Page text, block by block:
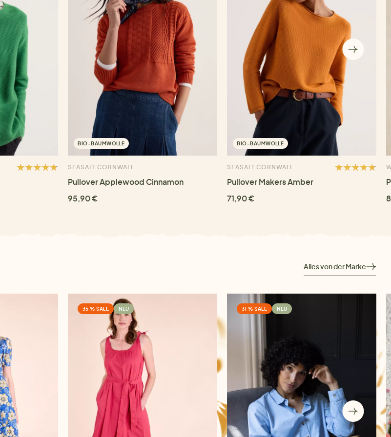
BIO-BAUMWOLLE
SEASALT CORNWALL
Pullover Applewood Cinnamon
95,90 €
BIO-BAUMWOLLE
SEASALT CORNWALL
Pullover Makers Amber
71,90 €
Alles von der Marke
35 % SALE NEU 31 % SALE NEU